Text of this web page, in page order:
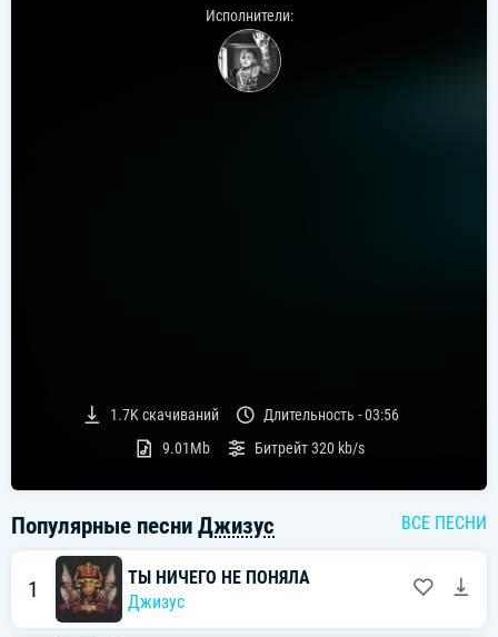
Исполнители:
1.7Kскачиваний Длительность -03:56
9.01Mb
Битрейт320 kb/s
Популярные песни Джизус ВСЕ ПЕСНИ
1
ТЫ НИЧЕГО НЕ ПОНЯЛА
Джизус